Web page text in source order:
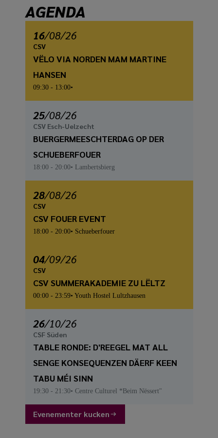
AGENDA
16/08/26
CSV
VËLO VIA NORDEN MAM MARTINE
HANSEN
09:30 - 13:00
25/08/26
CSV Esch-Uelzecht
BUERGERMEESCHTERDAG OP DER
SCHUEBERFOUER
18:00 - 20:00 Lambertsbierg
28/08/26
CSV
CSV FOUER EVENT
18:00 - 20:00 Schueberfouer
04/09/26
CSV
CSV SUMMERAKADEMIE ZU LËLTZ
00:00 - 23:59 Youth Hostel Lultzhausen
26/10/26
CSF Süden
TABLE RONDE: D'REEGEL MAT ALL
SENGE KONSEQUENZEN DÄERF KEEN
TABU MÉI SINN
19:30 - 21:30 Centre Culturel *Beim Nëssert"
Evenementer kucken